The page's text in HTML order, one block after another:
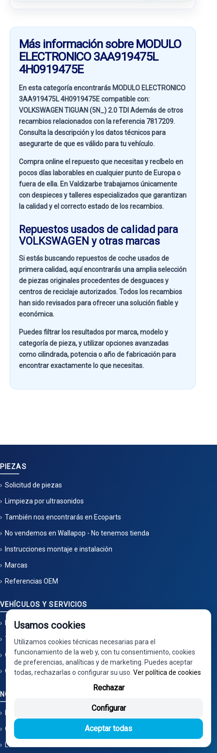
Más información sobre MODULO
ELECTRONICO 3AA919475L
4H0919475E
En esta categoría encontrarás MODULO ELECTRONICO
3AA919475L 4H0919475E compatible con:
VOLKSWAGEN TIGUAN (5N_) 2.0 TDI Además de otros
recambios relacionados con la referencia 7817209.
Consulta la descripción y los datos técnicos para
asegurarte de que es válido para tu vehículo.
Compra online el repuesto que necesitas y recíbelo en
pocos días laborables en cualquier punto de Europa o
fuera de ella. EnValdizarbetrabajamos únicamente
con despieces y talleres especializados que garantizan
la calidad y el correcto estado de los recambios.
Repuestos usados de calidad para
VOLKSWAGEN y otras marcas
Si estás buscandorepuestos de coche usados de
primera calidad, aquí encontrarás una amplia selección
de piezas originales procedentes de desguaces y
centros de reciclaje autorizados. Todos los recambios
han sido revisados para ofrecer una solución fiable y
económica.
Puedes filtrar los resultados pormarca, modelo y
categoría de pieza, y utilizar opciones avanzadas
comocilindrada, potencia o año de fabricaciónpara
encontrar exactamente lo que necesitas.
PIEZAS
Solicitud de piezas
Limpieza por ultrasonidos
También nos encontrarás en Ecoparts
No vendemos en Wallapop - No tenemos tienda
Instrucciones montaje e instalación
Marcas
Referencias OEM
VEHÍCULOS Y SERVICIOS
Bajas de vehículos
Talleres asociados
Garantías y devoluciones
Colaboración Rideon Pamplona
NOSOTROS
Quiénes somos
Localización
Usamos cookies
Utilizamos cookies técnicas necesarias para el
funcionamiento de la web y, con tu consentimiento, cookies
de preferencias, analíticas y de marketing. Puedes aceptar
todas, rechazarlas o configurar su uso. Ver política de cookies
Rechazar
Configurar
Aceptar todas